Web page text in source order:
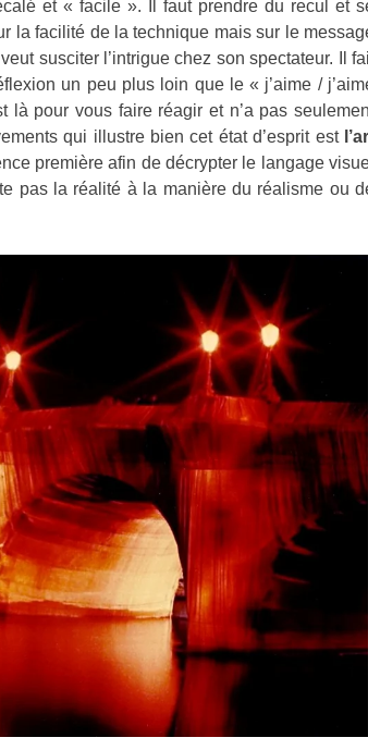
et « facile ». Il faut prendre du recul et
la facilité de la technique mais sur le
susciter l’intrigue chez son spectateur. Il
un peu plus loin que le « j’aime /
là pour vous faire réagir et n’a pas
qui illustre bien cet état d’esprit est
première afin de décrypter le langage
pas la réalité à la manière du réalisme ou